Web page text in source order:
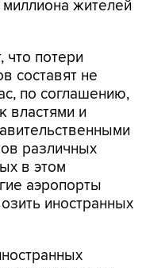
потери
по соглашению,
властями и
различных
в этом
аэропорты
иностранных
недели,